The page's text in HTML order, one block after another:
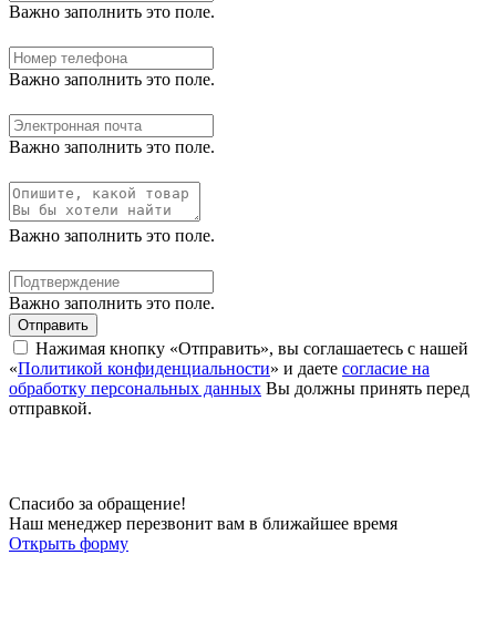
Важно заполнить это поле.
Важно заполнить это поле.
Важно заполнить это поле.
Важно заполнить это поле.
Важно заполнить это поле.
Отправить
Нажимая кнопку «Отправить», вы соглашаетесь с нашей
«Политикой конфиденциальности» и даете согласие на
обработку персональных данных Вы должны принять перед
отправкой.
Спасибо за обращение!
Наш менеджер перезвонит вам в ближайшее время
Открыть форму